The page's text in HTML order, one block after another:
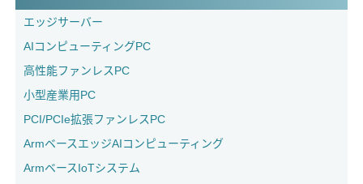
エッジサーバー
AIコンピューティングPC
高性能ファンレスPC
小型産業用PC
PCI/PCIe拡張ファンレスPC
ArmベースエッジAIコンピューティング
ArmベースIoTシステム